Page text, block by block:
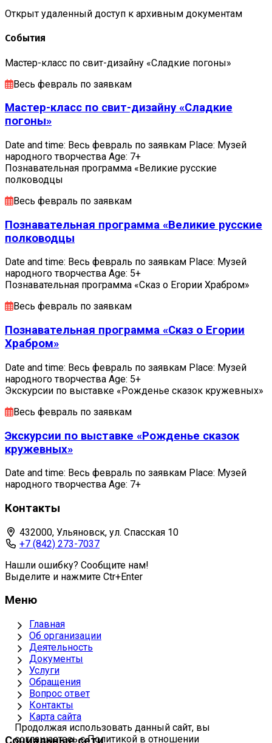
Открыт удаленный доступ к архивным документам
События
Мастер-класс по свит-дизайну «Сладкие погоны»
Весь февраль по заявкам
Мастер-класс по свит-дизайну «Сладкие
погоны»
Date and time: Весь февраль по заявкам Place: Музей
народного творчества Age: 7+
Познавательная программа «Великие русские
полководцы
Весь февраль по заявкам
Познавательная программа «Великие русские
полководцы
Date and time: Весь февраль по заявкам Place: Музей
народного творчества Age: 5+
Познавательная программа «Сказ о Егории Храбром»
Весь февраль по заявкам
Познавательная программа «Сказ о Егории
Храбром»
Date and time: Весь февраль по заявкам Place: Музей
народного творчества Age: 5+
Экскурсии по выставке «Рожденье сказок кружевных»
Весь февраль по заявкам
Экскурсии по выставке «Рожденье сказок
кружевных»
Date and time: Весь февраль по заявкам Place: Музей
народного творчества Age: 7+
Контакты
432000, Ульяновск, ул. Спасская 10
+7 (842) 273-7037
Нашли ошибку? Сообщите нам!
Выделите и нажмите Ctr+Enter
Меню
Главная
Об организации
Деятельность
Документы
Услуги
Обращения
Вопрос ответ
Контакты
Карта сайта
Продолжая использовать данный сайт, вы
соглашаетесь с Политикой в отношении